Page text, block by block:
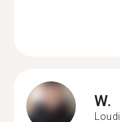
W.
Loudi